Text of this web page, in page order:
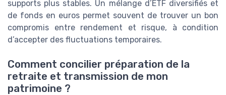
supports plus stables. Un mélange d’ETF diversifiés et
de fonds en euros permet souvent de trouver un bon
compromis entre rendement et risque, à condition
d’accepter des fluctuations temporaires.
Comment concilier préparation de la
retraite et transmission de mon
patrimoine ?